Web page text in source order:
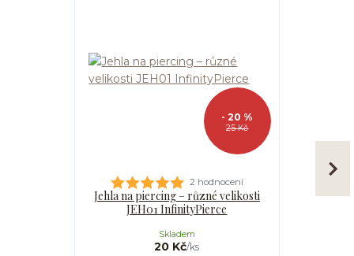
25 Kč
- 20 %
2 hodnocení
Jehla na piercing – různé velikosti
JEH01 InfinityPierce
20 Kč/ks
Skladem